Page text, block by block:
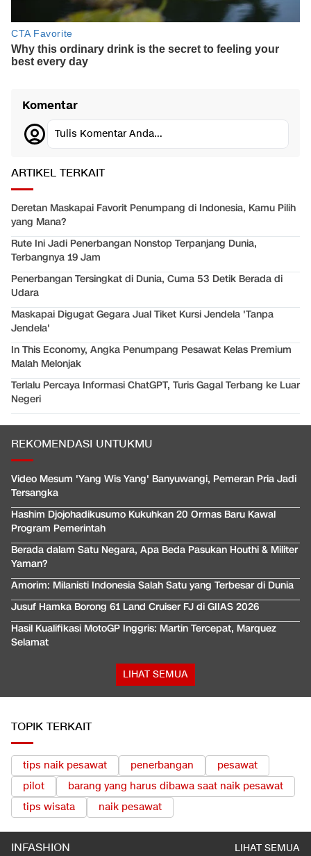
Komentar
Tulis Komentar Anda...
ARTIKEL TERKAIT
Deretan Maskapai Favorit Penumpang di Indonesia, Kamu Pilih
yang Mana?
Rute Ini Jadi Penerbangan Nonstop Terpanjang Dunia,
Terbangnya 19 Jam
Penerbangan Tersingkat di Dunia, Cuma 53 Detik Berada di
Udara
Maskapai Digugat Gegara Jual Tiket Kursi Jendela 'Tanpa
Jendela'
In This Economy, Angka Penumpang Pesawat Kelas Premium
Malah Melonjak
Terlalu Percaya Informasi ChatGPT, Turis Gagal Terbang ke Luar
Negeri
REKOMENDASI UNTUKMU
Video Mesum 'Yang Wis Yang' Banyuwangi, Pemeran Pria Jadi
Tersangka
Hashim Djojohadikusumo Kukuhkan 20 Ormas Baru Kawal
Program Pemerintah
Berada dalam Satu Negara, Apa Beda Pasukan Houthi & Militer
Yaman?
Amorim: Milanisti Indonesia Salah Satu yang Terbesar di Dunia
Jusuf Hamka Borong 61 Land Cruiser FJ di GIIAS 2026
Hasil Kualifikasi MotoGP Inggris: Martin Tercepat, Marquez
Selamat
LIHAT SEMUA
TOPIK TERKAIT
tips naik pesawat penerbangan
pesawat
pilot
barang yang harus dibawa saat naik pesawat
tips wisata
naik pesawat
INFASHION LIHAT SEMUA